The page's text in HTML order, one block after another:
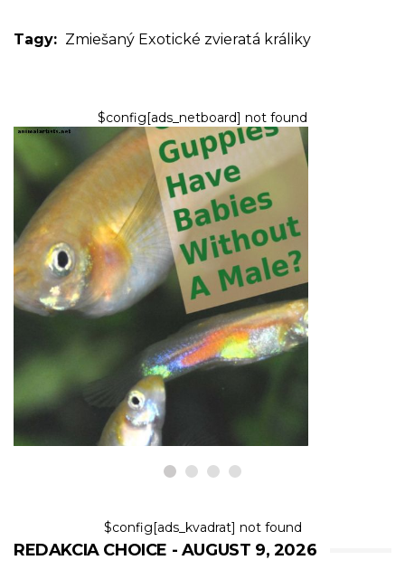
Tagy: Zmiešaný Exotické zvieratá králiky
$config[ads_netboard] not found
RYBY A AKVÁRIA
Môžu mať Guppies deti bez
mužov?
$config[ads_kvadrat] not found
REDAKCIA CHOICE - AUGUST 9, 2026